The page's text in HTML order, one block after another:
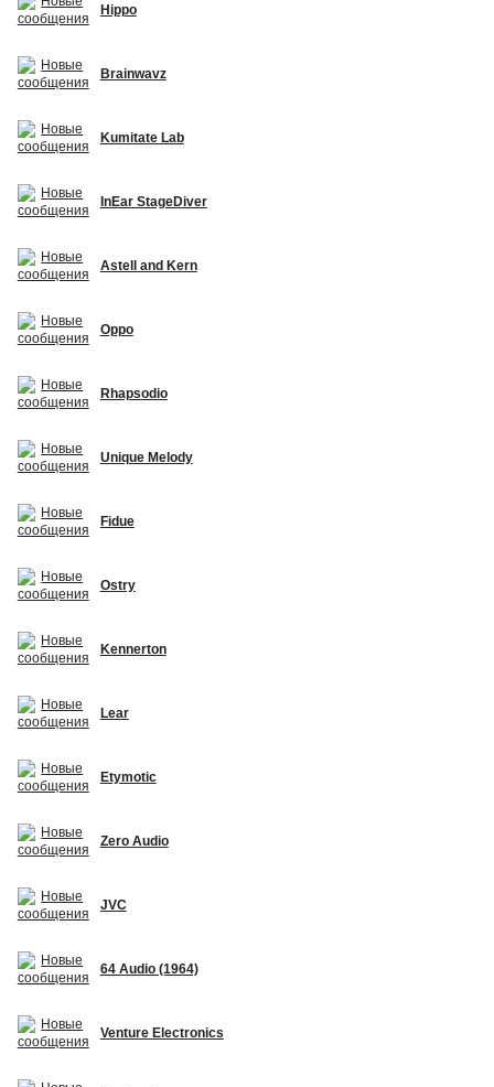
Hippo
Brainwavz
Kumitate Lab
InEar StageDiver
Astell and Kern
Oppo
Rhapsodio
Unique Melody
Fidue
Ostry
Kennerton
Lear
Etymotic
Zero Audio
JVC
64 Audio (1964)
Venture Electronics